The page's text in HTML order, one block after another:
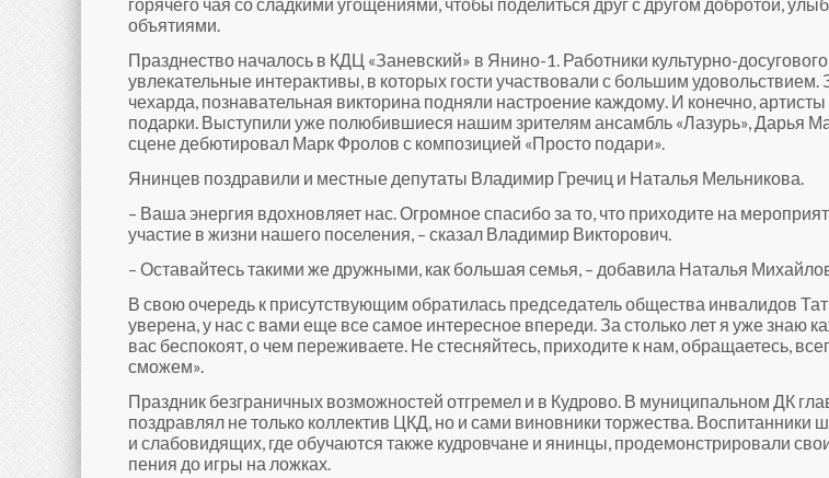
объятиями.
Празднество началось в КДЦ «Заневский» в Янино-1. Работники культурно-
увлекательные интерактивы, в которых гости участвовали с большим
чехарда, познавательная викторина подняли настроение каждому. И конечно,
подарки. Выступили уже полюбившиеся нашим зрителям ансамбль «Лазурь», Дарья
сцене дебютировал Марк Фролов с композицией «Просто подари».
Янинцев поздравили и местные депутаты Владимир Гречиц и Наталья Мельникова.
– Ваша энергия вдохновляет нас. Огромное спасибо за то, что приходите на
участие в жизни нашего поселения, – сказал Владимир Викторович.
– Оставайтесь такими же дружными, как большая семья, – добавила Наталья
В свою очередь к присутствующим обратилась председатель общества инвалидов
уверена, у нас с вами еще все самое интересное впереди. За столько лет я уже знаю
вас беспокоят, о чем переживаете. Не стесняйтесь, приходите к нам, обращаетесь,
сможем».
Праздник безграничных возможностей отгремел и в Кудрово. В муниципальном ДК
поздравлял не только коллектив ЦКД, но и сами виновники торжества. Воспитанники
и слабовидящих, где обучаются также кудровчане и янинцы, продемонстрировали
пения до игры на ложках.